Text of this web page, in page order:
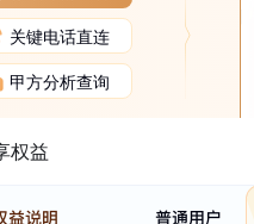
关键电话直连
甲方分析查询
权益